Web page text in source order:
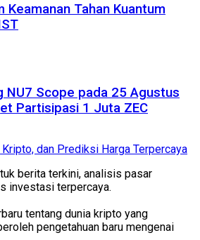
Keamanan Tahan Kuantum
NU7 Scope pada 25 Agustus
Partisipasi 1 Juta ZEC
berita terkini, analisis pasar
investasi terpercaya.
tentang dunia kripto yang
pengetahuan baru mengenai